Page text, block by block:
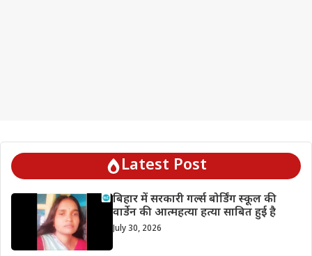
Latest Post
बिहार में सरकारी गर्ल्स बोर्डिंग स्कूल की
वार्डेन की आत्महत्या हत्या साबित हुई है
July 30, 2026